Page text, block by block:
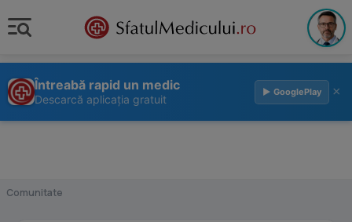
Întreabă rapid un medic
Descarcă aplicația gratuit
▶ GooglePlay ×
Comunitate